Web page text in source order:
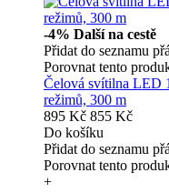
-4% Další na cestě
Přidat do seznamu
Porovnat tento
Čelová svítilna LED
režimů, 300 m
895 Kč 855 Kč
Do košíku
Přidat do seznamu
Porovnat tento
+